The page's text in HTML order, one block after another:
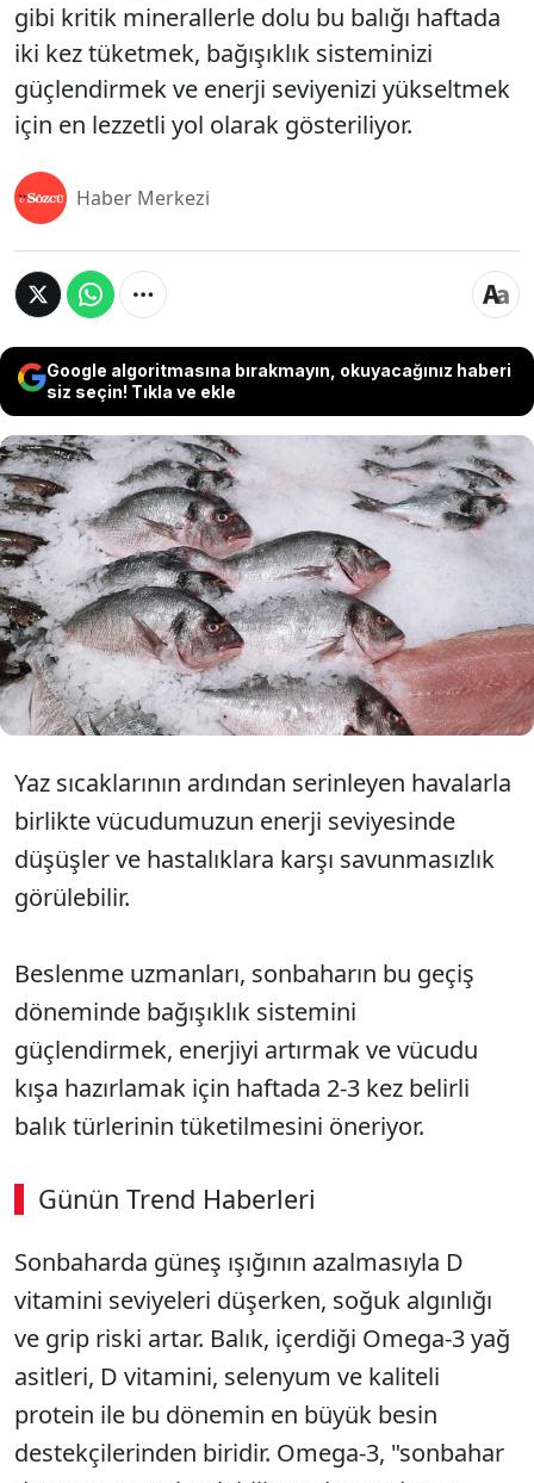
gibi kritik minerallerle dolu bu balığı haftada
iki kez tüketmek, bağışıklık sisteminizi
güçlendirmek ve enerji seviyenizi yükseltmek
için en lezzetli yol olarak gösteriliyor.
Haber Merkezi
Google algoritmasına bırakmayın, okuyacağınız haberi
siz seçin! Tıkla ve ekle
Sonbahar yorgunluğu, azalan güneş ışığı ve artan
hastalık riski... Beslenme uzmanları, tüm bu
mevsimsel sorunlarla savaşmak için tek bir balığı
işaret ediyor. Fosfor ve selenyum gibi kritik
minerallerle dolu bu balığı haftada iki kez
tüketmek, bağışıklık sisteminizi güçlendirmek ve
enerji seviyenizi yükseltmek için en lezzetli yol
olarak gösteriliyor.
Yaz sıcaklarının ardından serinleyen havalarla
birlikte vücudumuzun enerji seviyesinde
düşüşler ve hastalıklara karşı savunmasızlık
görülebilir.
Beslenme uzmanları, sonbaharın bu geçiş
döneminde bağışıklık sistemini
güçlendirmek, enerjiyi artırmak ve vücudu
kışa hazırlamak için haftada 2-3 kez belirli
balık türlerinin tüketilmesini öneriyor.
Günün Trend Haberleri
SÖZCÜ SON DAKİKA
Sonbaharda güneş ışığının azalmasıyla D
vitamini seviyeleri düşerken, soğuk algınlığı
ve grip riski artar. Balık, içerdiği Omega-3 yağ
asitleri, D vitamini, selenyum ve kaliteli
protein ile bu dönemin en büyük besin
destekçilerinden biridir. Omega-3, "sonbahar